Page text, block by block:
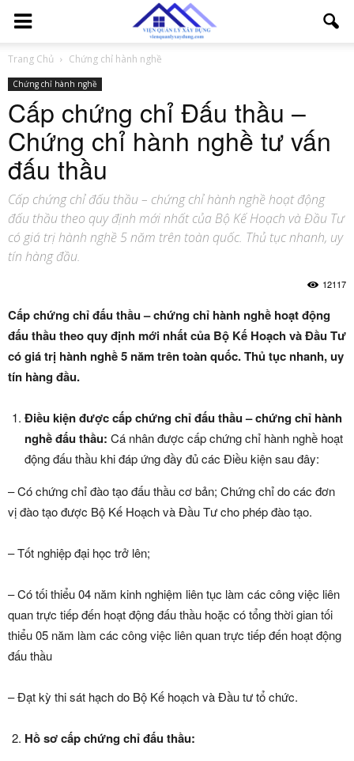
Trang Chủ Chứng chỉ hành nghề
Chứng chỉ hành nghề
Cấp chứng chỉ Đấu thầu –
Chứng chỉ hành nghề tư vấn
đấu thầu
Cấp chứng chỉ đấu thầu – chứng chỉ hành nghề hoạt động
đấu thầu theo quy định mới nhất của Bộ Kế Hoạch và Đầu Tư
có giá trị hành nghề 5 năm trên toàn quốc. Thủ tục nhanh, uy
tín hàng đầu.
12117
Cấp chứng chỉ đấu thầu – chứng chỉ hành nghề hoạt động
đấu thầu theo quy định mới nhất của Bộ Kế Hoạch và Đầu Tư
có giá trị hành nghề 5 năm trên toàn quốc. Thủ tục nhanh, uy
tín hàng đầu.
Điều kiện được cấp chứng chỉ đấu thầu – chứng chỉ hành
nghề đấu thầu: Cá nhân được cấp chứng chỉ hành nghề hoạt
động đấu thầu khi đáp ứng đầy đủ các Điều kiện sau đây:
– Có chứng chỉ đào tạo đấu thầu cơ bản; Chứng chỉ do các đơn
vị đào tạo được Bộ Kế Hoạch và Đầu Tư cho phép đào tạo.
– Tốt nghiệp đại học trở lên;
– Có tối thiểu 04 năm kinh nghiệm liên tục làm các công việc liên
quan trực tiếp đến hoạt động đấu thầu hoặc có tổng thời gian tối
thiểu 05 năm làm các công việc liên quan trực tiếp đến hoạt động
đấu thầu
– Đạt kỳ thi sát hạch do Bộ Kế hoạch và Đầu tư tổ chức.
Hồ sơ cấp chứng chỉ đấu thầu: